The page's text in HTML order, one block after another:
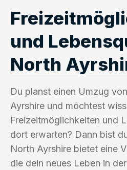
und
North
Du planst einen Umzug
Ayrshire und möchtest
Freizeitmöglichkeiten und
dort erwarten? Dann bist
North Ayrshire bietet eine
die dein neues Leben in